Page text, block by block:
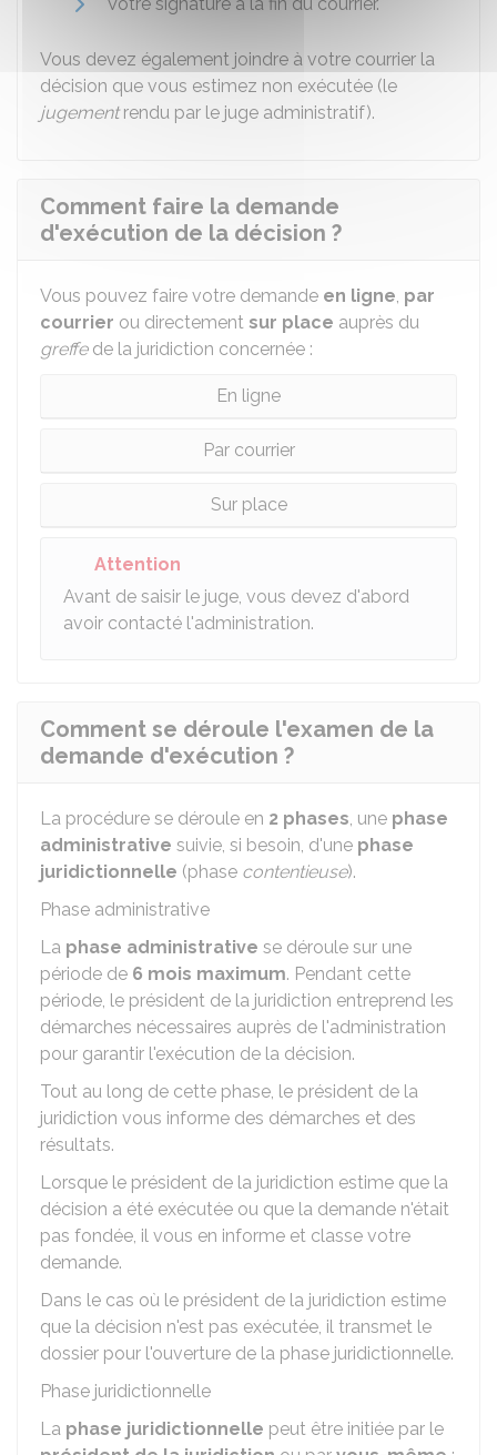
Vous devez également joindre à votre courrier la
décision que vous estimez non exécutée (le
jugementrendu par le juge administratif).
Comment faire la demande
d'exécution de la décision ?
Vous pouvez faire votre demande en ligne, par
courrier ou directement sur place auprès du
greffede la juridiction concernée :
En ligne
Par courrier
Sur place
Attention
Avant de saisir le juge, vous devez d'abord
avoir contacté l'administration.
Comment se déroule l'examen de la
demande d'exécution ?
La procédure se déroule en 2 phases, une phase
administrative suivie, si besoin, d'une phase
juridictionnelle (phase contentieuse).
Phase administrative
La phase administrative se déroule sur une
période de 6 mois maximum. Pendant cette
période, le président de la juridiction entreprend les
démarches nécessaires auprès de l'administration
pour garantir l'exécution de la décision.
Tout au long de cette phase, le président de la
juridiction vous informe des démarches et des
résultats.
Lorsque le président de la juridiction estime que la
décision a été exécutée ou que la demande n'était
pas fondée, il vous en informe et classe votre
demande.
Dans le cas où le président de la juridiction estime
que la décision n'est pas exécutée, il transmet le
dossier pour l'ouverture de la phase juridictionnelle.
Phase juridictionnelle
La phase juridictionnelle peut être initiée par le